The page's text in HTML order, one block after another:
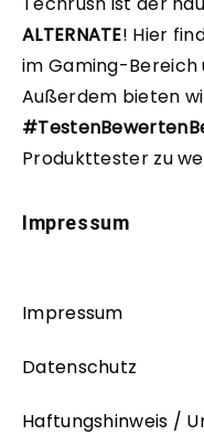
ALTERNATE! Hier
im Gaming-Bereich
Außerdem bieten
Produkttester zu
Impressum
Impressum
Datenschutz
Haftungshinweis /